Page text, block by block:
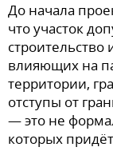
До начала
что участок
влияющих на
территории,
отступы от
— это не
которых